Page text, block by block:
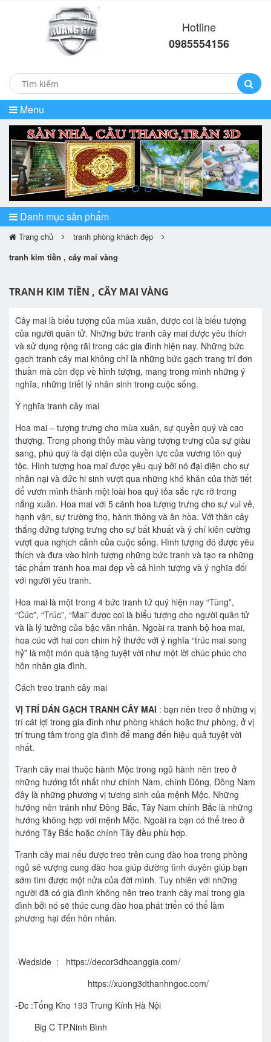
Hotline
0985554156
Menu
prev
Danh mục sản phẩm
Trang chủ
tranh phòng khách đẹp
tranh kim tiền , cây mai vàng
TRANH KIM TIỀN , CÂY MAI VÀNG
Cây mai là biểu tượng của mùa xuân, được coi là biểu tượng
của người quân tử. Những bức tranh cây mai được yêu thích
và sử dụng rộng rãi trong các gia đình hiện nay. Những bức
gạch tranh cây mai không chỉ là những bức gạch trang trí đơn
thuần mà còn đẹp về hình tượng, mang trong mình những ý
nghĩa, những triết lý nhân sinh trong cuộc sống.
Ý nghĩa tranh cây mai
Hoa mai – tượng trưng cho mùa xuân, sự quyền quý và cao
thượng. Trong phong thủy màu vàng tượng trưng của sự giàu
sang, phú quý là đại diện của quyền lực của vương tôn quý
tộc. Hình tượng hoa mai được yêu quý bởi nó đại diện cho sự
nhẫn nại và đức hi sinh vượt qua những khó khăn của thời tiết
để vươn mình thành một loài hoa quý tỏa sắc rực rỡ trong
nắng xuân. Hoa mai với 5 cánh hoa tượng trưng cho sự vui vẻ,
hạnh vận, sự trường thọ, hành thông và ân hòa. Với thân cây
thắng đứng tượng trưng cho sự bất khuất và ý chí kiên cường
vượt qua nghịch cảnh của cuộc sống. Hình tượng đó được yêu
thích và đưa vào hình tượng những bức tranh và tạo ra những
tác phẩm tranh hoa mai đẹp về cả hình tượng và ý nghĩa đối
với người yêu tranh.
Hoa mai là một trong 4 bức tranh tứ quý hiện nay “Tùng”,
“Cúc”, “Trúc”, “Mai” được coi là biểu tượng cho người quân tử
và là lý tưởng của bậc văn nhân. Ngoài ra tranh bộ hoa mai,
hoa cúc với hai con chim hỷ thước với ý nghĩa “trúc mai song
hỷ” là một món quà tặng tuyệt vời như một lời chúc phúc cho
hôn nhân gia đình.
Cách treo tranh cây mai
VỊ TRÍ DÁN GẠCH TRANH CÂY MAI : bạn nên treo ở những vị
trí cát lợi trong gia đình như phòng khách hoặc thư phòng, ở vị
trí trung tâm trong gia đình để mang đến hiệu quả tuyệt vời
nhất.
Tranh cây mai thuộc hành Mộc trong ngũ hành nên treo ở
những hướng tốt nhất như chính Nam, chính Đông, Đông Nam
đây là những phương vị tương sinh của mệnh Mộc. Những
hướng nên tránh như Đông Bắc, Tây Nam chính Bắc là những
hướng không hợp với mệnh Mộc. Ngoài ra bạn có thể treo ở
hướng Tây Bắc hoặc chính Tây đều phù hợp.
Tranh cây mai nếu được treo trên cung đào hoa trong phòng
ngủ sẽ vượng cung đào hoa giúp đường tình duyên giúp bạn
sớm tìm được một nửa của đời mình. Tuy nhiên với những
người đã có gia đình không nên treo tranh cây mai trong gia
đình bởi nó sẽ thúc cung đào hoa phát triển có thể làm
phương hại đến hôn nhân.
-Wedside : https://decor3dhoanggia.com/
https://xuong3dthanhngoc.com/
-Đc :Tổng Kho 193 Trung Kính Hà Nội
Big C TP.Ninh Bình